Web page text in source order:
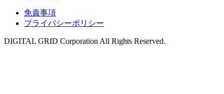
免責事項
プライバシーポリシー
DIGITAL GRID Corporation All Rights Reserved.